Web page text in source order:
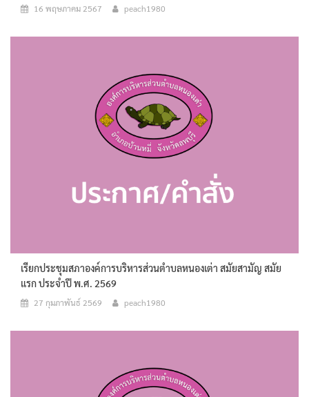
16 พฤษภาคม 2567 peach1980
เรียกประชุมสภาองค์การบริหารส่วนตำบลหนองเต่า สมัยสามัญ สมัย
แรก ประจำปี พ.ศ. 2569
27 กุมภาพันธ์ 2569 peach1980